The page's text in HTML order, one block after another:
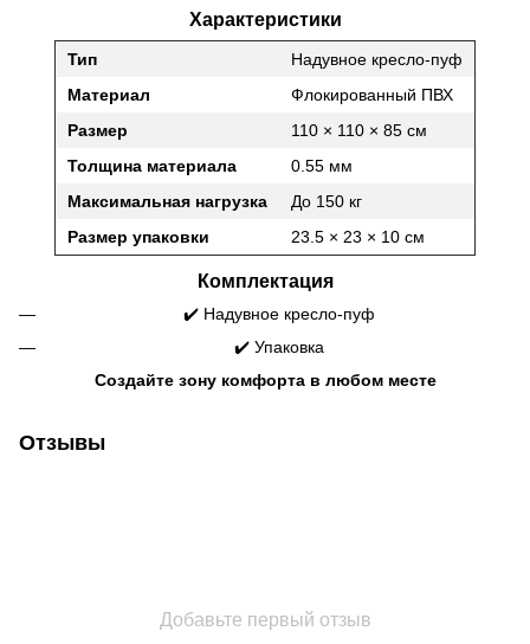
Характеристики
Тип
Надувное кресло-пуф
Материал
Флокированный ПВХ
Размер
110 × 110 × 85 см
Толщина материала
0.55 мм
Максимальная нагрузка
До 150 кг
Размер упаковки
23.5 × 23 × 10 см
Комплектация
✔️ Надувное кресло-пуф
✔️ Упаковка
Создайте зону комфорта в любом месте
Отзывы
Добавьте первый отзыв